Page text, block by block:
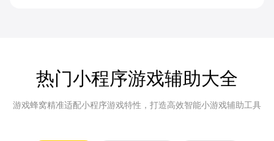
热门小程序游戏辅助大全
游戏蜂窝精准适配小程序游戏特性，打造高效智能小游戏辅助工具